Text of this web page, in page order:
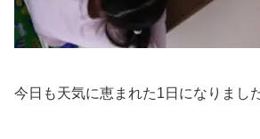
今日も天気に恵まれた1日になりまし